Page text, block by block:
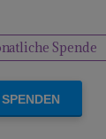
Spende